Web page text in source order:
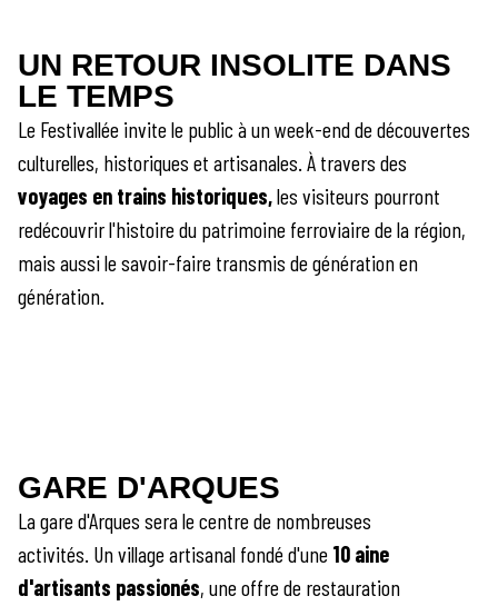
UN RETOUR INSOLITE DANS
LE TEMPS
Le Festivallée invite le public à un week-end de découvertes
culturelles, historiques et artisanales. À travers des
voyages en trains historiques,les visiteurs pourront
redécouvrir l'histoire du patrimoine ferroviaire de la région,
mais aussi le savoir-faire transmis de génération en
génération.
GARE D'ARQUES
La gare d'Arques sera le centre de nombreuses
activités. Un village artisanal fondé d'une 10 aine
d'artisants passionés, une offre de restauration